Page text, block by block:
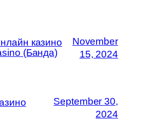
казино
(Банда)
November
15, 2024
September 30,
2024